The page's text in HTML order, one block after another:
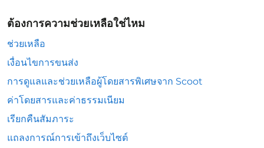
ต้องการความช่วยเหลือใช่ไหม
ช่วยเหลือ
เงื่อนไขการขนส่ง
การดูแลและช่วยเหลือผู้โดยสารพิเศษจาก Scoot
ค่าโดยสารและค่าธรรมเนียม
เรียกคืนสัมภาระ
แถลงการณ์การเข้าถึงเว็บไซต์